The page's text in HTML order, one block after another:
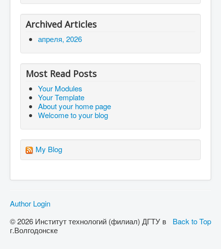
Archived Articles
апреля, 2026
Most Read Posts
Your Modules
Your Template
About your home page
Welcome to your blog
My Blog
Author Login
Back to Top
© 2026 Институт технологий (филиал) ДГТУ в
г.Волгодонске